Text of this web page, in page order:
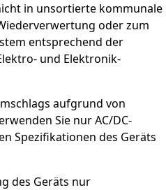
in unsortierte kommunale
oder zum
entsprechend der
und Elektronik-
aufgrund von
Sie nur AC/DC-
Spezifikationen des Geräts
des Geräts nur